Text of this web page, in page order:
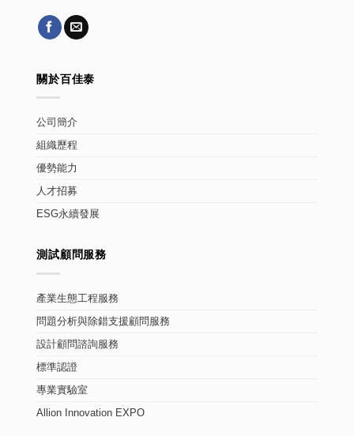
關於百佳泰
公司簡介
組織歷程
優勢能力
人才招募
ESG永續發展
測試顧問服務
產業生態工程服務
問題分析與除錯支援顧問服務
設計顧問諮詢服務
標準認證
專業實驗室
Allion Innovation EXPO